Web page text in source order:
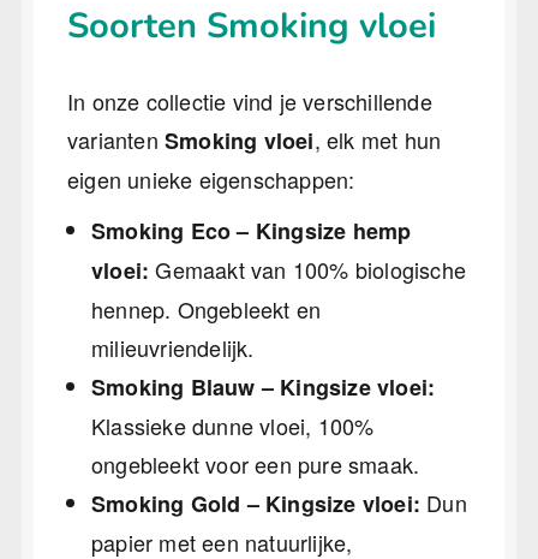
Soorten Smoking vloei
In onze collectie vind je verschillende
varianten Smoking vloei, elk met hun
eigen unieke eigenschappen:
Smoking Eco – Kingsize hemp
vloei: Gemaakt van 100% biologische
hennep. Ongebleekt en
milieuvriendelijk.
Smoking Blauw – Kingsize vloei:
Klassieke dunne vloei, 100%
ongebleekt voor een pure smaak.
Smoking Gold – Kingsize vloei: Dun
papier met een natuurlijke,